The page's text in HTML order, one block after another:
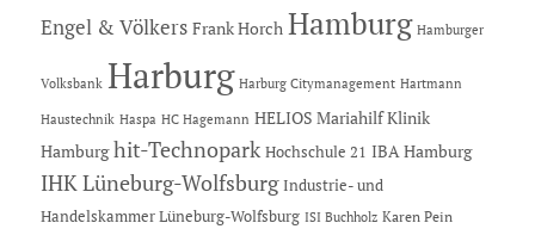
Engel & Völkers Frank Horch Hamburg Hamburger
Volksbank Harburg Harburg Citymanagement Hartmann
Haustechnik Haspa HC Hagemann HELIOS Mariahilf Klinik
Hamburg hit-Technopark Hochschule 21 IBA Hamburg
IHK Lüneburg-Wolfsburg Industrie- und
Handelskammer Lüneburg-Wolfsburg ISI Buchholz Karen Pein